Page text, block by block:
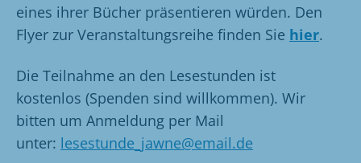
eines ihrer Bücher präsentieren würden. Den
Flyer zur Veranstaltungsreihe finden Sie hier.
Die Teilnahme an den Lesestunden ist
kostenlos (Spenden sind willkommen). Wir
bitten um Anmeldung per Mail
unter: lesestunde_jawne@email.de